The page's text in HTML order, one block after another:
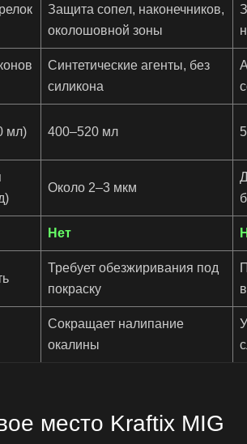
Защита сопел, наконечников,
околошовной зоны
Синтетические агенты, без
силикона
мл) 400–520 мл
Около 2–3 мкм
Нет
Требует обезжиривания под
покраску
Сокращает налипание
окалины
место Kraftix MIG